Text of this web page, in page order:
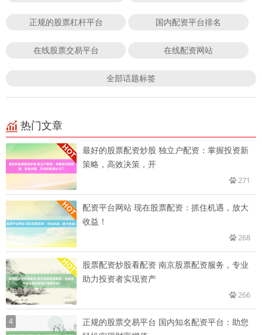
正规的股票杠杆平台 国内配资平台排名
在线股票交易平台 在线配资网站
全部话题标签
热门文章
最好的股票配资炒股 独立户配资：掌握投资新
策略，高效决策，开
271
配资平台网站 现在股票配资：抓住机遇，放大
收益！
268
股票配资炒股看配资 南京股票配资服务，专业
助力投资者实现资产
266
4
正规的股票交易平台 国内知名配资平台：助您